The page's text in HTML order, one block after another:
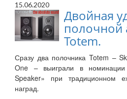
15.06.2020
Двойная
полочной
Totem.
Сразу два полочника Totem –
One – выиграли в
Speaker» при традиционном
наград.